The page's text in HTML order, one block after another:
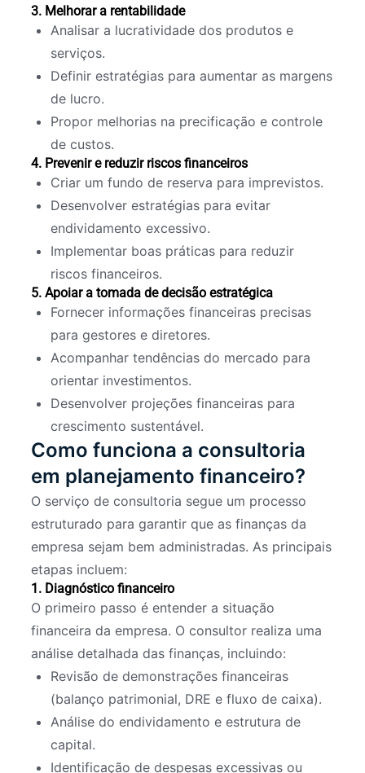
3. Melhorar a rentabilidade
Analisar a lucratividade dos produtos e
serviços.
Definir estratégias para aumentar as margens
de lucro.
Propor melhorias na precificação e controle
de custos.
4. Prevenir e reduzir riscos financeiros
Criar um fundo de reserva para imprevistos.
Desenvolver estratégias para evitar
endividamento excessivo.
Implementar boas práticas para reduzir
riscos financeiros.
5. Apoiar a tomada de decisão estratégica
Fornecer informações financeiras precisas
para gestores e diretores.
Acompanhar tendências do mercado para
orientar investimentos.
Desenvolver projeções financeiras para
crescimento sustentável.
Como funciona a consultoria
em planejamento financeiro?
O serviço de consultoria segue um processo
estruturado para garantir que as finanças da
empresa sejam bem administradas. As principais
etapas incluem:
1. Diagnóstico financeiro
O primeiro passo é entender a situação
financeira da empresa. O consultor realiza uma
análise detalhada das finanças, incluindo:
Revisão de demonstrações financeiras
(balanço patrimonial, DRE e fluxo de caixa).
Análise do endividamento e estrutura de
capital.
Identificação de despesas excessivas ou